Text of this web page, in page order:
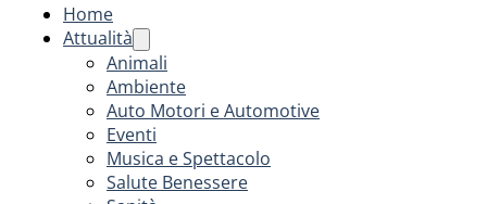
Home
Attualità
Animali
Ambiente
Auto Motori e Automotive
Eventi
Musica e Spettacolo
Salute Benessere